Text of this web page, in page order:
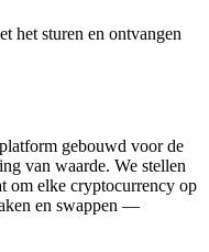
het sturen en ontvangen
gebouwd voor de
van waarde. We stellen
om elke cryptocurrency op
en swappen —